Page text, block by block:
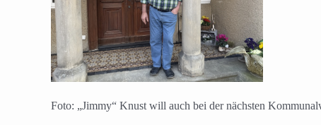
Foto: „Jimmy“ Knust will auch bei der nächsten